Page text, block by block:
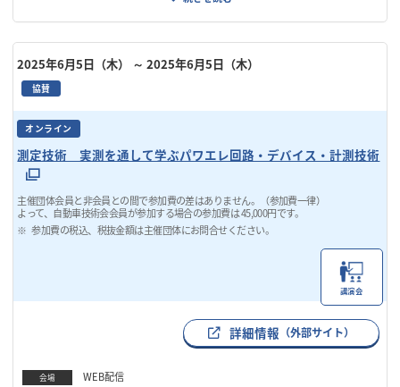
2025年6月5日（木） ～ 2025年6月5日（木）
協賛
オンライン
測定技術 実測を通して学ぶパワエレ回路・デバイス・計測技術
主催団体会員と非会員との間で参加費の差はありません。（参加費一律）
よって、自動車技術会会員が参加する場合の参加費は 45,000円です。
参加費の税込、税抜金額は主催団体にお問合せください。
講演会
詳細情報 （外部サイト）
会場 WEB配信